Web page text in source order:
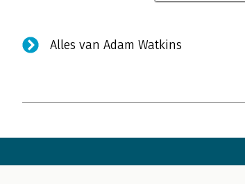
Alles van Adam Watkins